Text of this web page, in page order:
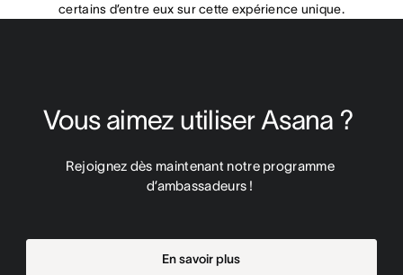
certains d’entre eux sur cette expérience unique.
Vous aimez utiliser Asana ?
Rejoignez dès maintenant notre programme
d’ambassadeurs !
En savoir plus